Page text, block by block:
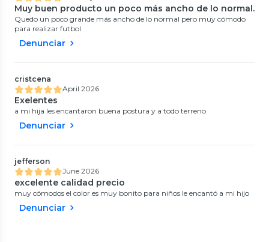
Muy buen producto un poco más ancho de lo normal.
Quedo un poco grande más ancho de lo normal pero muy cómodo
para realizar futbol
Denunciar
cristcena
April 2026
Exelentes
a mi hija les encantaron buena postura y a todo terreno
Denunciar
jefferson
June 2026
excelente calidad precio
muy cómodos el color es muy bonito para niños le encantó a mi hijo
Denunciar